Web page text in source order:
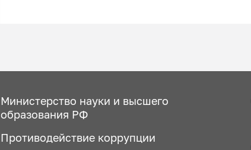
Министерство науки и высшего
образования РФ
Противодействие коррупции